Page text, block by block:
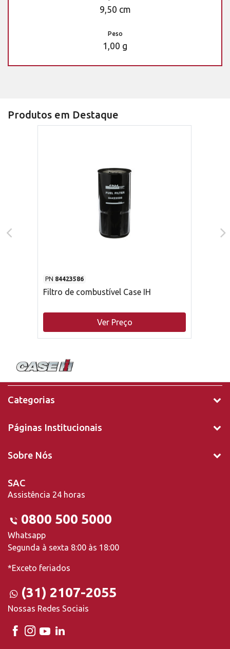
9,50 cm
Peso
1,00 g
Produtos em Destaque
PN 84423586
Filtro de combustível Case IH
Ver Preço
Categorias
Páginas Institucionais
Sobre Nós
SAC
Assistência 24 horas
0800 500 5000
Whatsapp
Segunda à sexta 8:00 às 18:00
*Exceto feriados
(31) 2107-2055
Nossas Redes Sociais